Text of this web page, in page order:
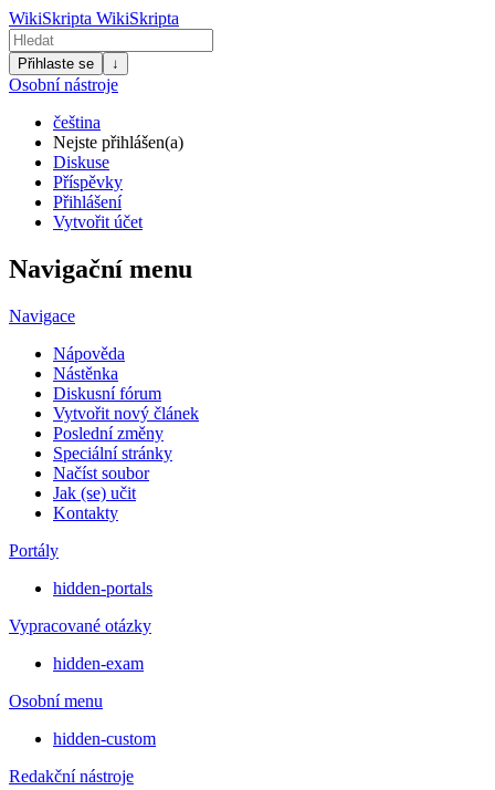
WikiSkripta WikiSkripta
Přihlaste se ↓
Osobní nástroje
čeština
Nejste přihlášen(a)
Diskuse
Příspěvky
Přihlášení
Vytvořit účet
Navigační menu
Navigace
Nápověda
Nástěnka
Diskusní fórum
Vytvořit nový článek
Poslední změny
Speciální stránky
Načíst soubor
Jak (se) učit
Kontakty
Portály
hidden-portals
Vypracované otázky
hidden-exam
Osobní menu
hidden-custom
Redakční nástroje